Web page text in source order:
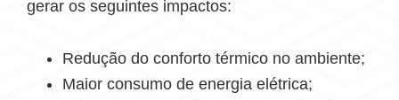
gerar os seguintes impactos:
Redução do conforto térmico no ambiente;
Maior consumo de energia elétrica;